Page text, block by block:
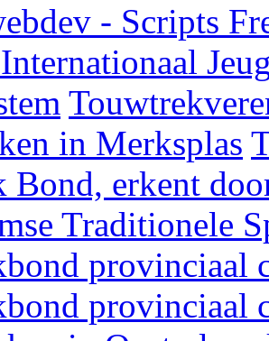
- Scripts
Internationaal
in Merksplas
Bond, erkent
Traditionele
provinciaal
provinciaal